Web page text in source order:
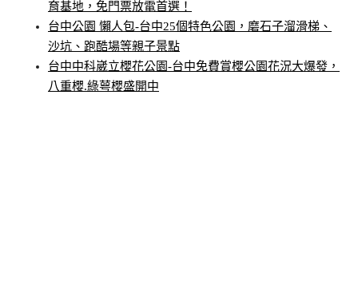
育基地，免門票放電首選！
台中公園 懶人包-台中25個特色公園，磨石子溜滑梯、
沙坑、跑酷場等親子景點
台中中科崴立櫻花公園-台中免費賞櫻公園花況大爆發，
八重櫻.綠萼櫻盛開中